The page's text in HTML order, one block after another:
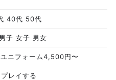
40代 50代
子 女子 男女
ニフォーム4,500円〜
レイする